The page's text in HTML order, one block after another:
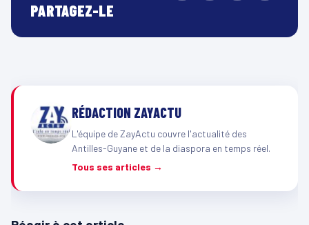
PARTAGEZ-LE
RÉDACTION ZAYACTU
L'équipe de ZayActu couvre l'actualité des
Antilles-Guyane et de la diaspora en temps réel.
Tous ses articles →